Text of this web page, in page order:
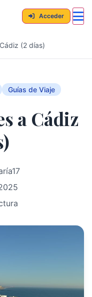
Acceder
(2 días)
Guías de Viaje
a Cádiz